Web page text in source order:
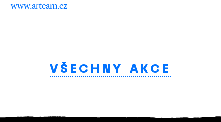
www.artcam.cz
VŠECHNY AKCE